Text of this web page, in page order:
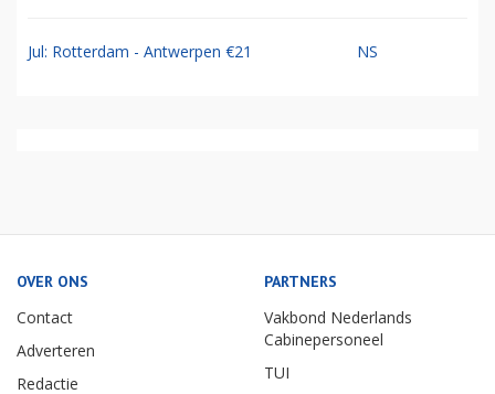
Jul: Rotterdam - Antwerpen €21 NS
OVER ONS
Contact
Adverteren
Redactie
PARTNERS
Vakbond Nederlands
Cabinepersoneel
TUI